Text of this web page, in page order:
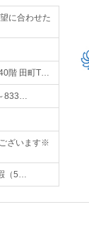
に合わせた
階 田町T…
833…
ざいます※
（5…